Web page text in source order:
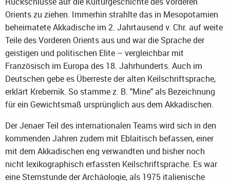
Orients zu ziehen. Immerhin strahlte das in Mesopotamien
beheimatete Akkadische im 2. Jahrtausend v. Chr. auf weite
Teile des Vorderen Orients aus und war die Sprache der
geistigen und politischen Elite – vergleichbar mit
Französisch im Europa des 18. Jahrhunderts. Auch im
Deutschen gebe es Überreste der alten Keilschriftsprache,
erklärt Krebernik. So stamme z. B. "Mine" als Bezeichnung
für ein Gewichtsmaß ursprünglich aus dem Akkadischen.
Der Jenaer Teil des internationalen Teams wird sich in den
kommenden Jahren zudem mit Eblaitisch befassen, einer
mit dem Akkadischen eng verwandten und bisher noch
nicht lexikographisch erfassten Keilschriftsprache. Es war
eine Sternstunde der Archäologie, als 1975 italienische